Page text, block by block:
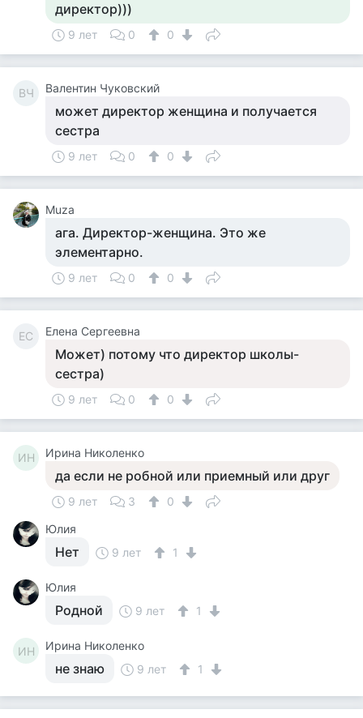
директор)))
9 лет 0 0
ВЧ Валентин Чуковский
может директор женщина и получается
сестра
9 лет 0 0
Muza
ага. Директор-женщина. Это же
элементарно.
9 лет 0 0
ЕС Елена Сергеевна
Может) потому что директор школы-
сестра)
9 лет 0 0
ИН Ирина Николенко
да если не робной или приемный или друг
9 лет 3
0
Юлия
Нет 9 лет 1
Юлия
Родной 9 лет 1
ИН Ирина Николенко
не знаю 9 лет 1